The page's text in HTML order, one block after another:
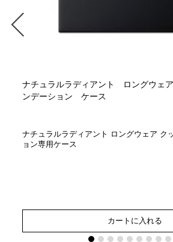
ナチュラルラディアント ロングウェ
ンデーション ケース
ナチュラルラディアント ロングウェア ク
ョン専用ケース
カートに入れる